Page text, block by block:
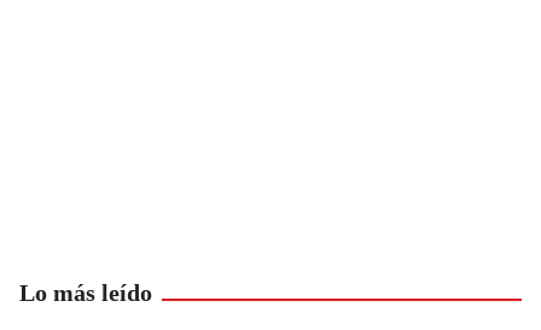
Lo más leído